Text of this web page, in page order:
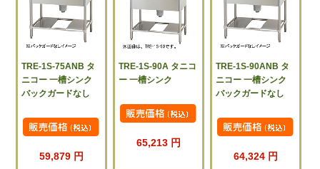
TRE-1S-75ANB タ
ニコー 一槽シンク
バックガードなし
59,879 円
TRE-1S-90A タニコ
ー 一槽シンク
65,213 円
TRE-1S-90ANB タ
ニコー 一槽シンク
バックガードなし
64,324 円